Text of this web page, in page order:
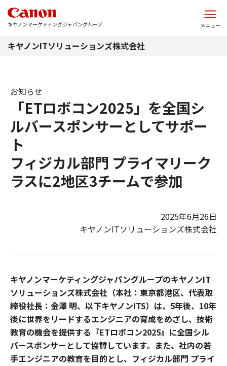
キヤノンマーケティングジャパングループ メニュー
キヤノンITソリューションズ株式会社
「ETロボコン2025」を全国シ
ルバースポンサーとしてサポー
ト
フィジカル部門 プライマリーク
ラスに2地区3チームで参加
お知らせ
2025年6月26日
キヤノンITソリューションズ株式会社
キヤノンマーケティングジャパングループのキヤノンIT
ソリューションズ株式会社（本社：東京都港区、代表取
締役社長：金澤 明、以下キヤノンITS）は、5年後、10年
後に世界をリードするエンジニアの育成をめざし、技術
教育の機会を提供する『ETロボコン2025』に全国シル
バースポンサーとして協賛しています。また、社内の若
手エンジニアの教育を目的とし、フィジカル部門 プライ